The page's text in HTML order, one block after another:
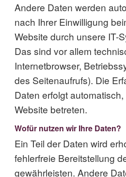
Andere Daten werden
nach Ihrer Einwilligung
Website durch unsere IT-
Das sind vor allem
Internetbrowser,
des Seitenaufrufs). Die
Daten erfolgt
Website betreten.
Wofür nutzen wir Ihre Daten?
Ein Teil der Daten wird
fehlerfreie Bereitstellung
gewährleisten. Andere